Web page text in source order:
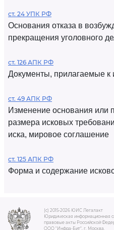
ст. 24 УПК РФ
Основания отказа в
прекращения уголовного
ст. 126 АПК РФ
Документы, прилагаемые к
ст. 49 АПК РФ
Изменение основания или
размера исковых
иска, мировое соглашение
ст. 125 АПК РФ
Форма и содержание
(c) 2015-2026 ЮИС Легалакт
Юридическая информационная
правовые акты Российской
ООО "Инфра-Бит", г. Москва.